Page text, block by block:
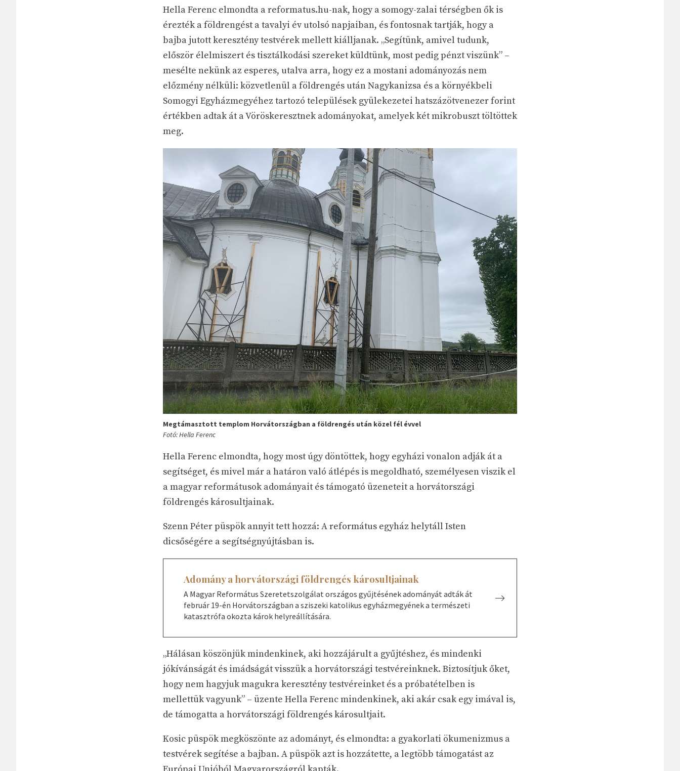
Hella Ferenc elmondta a reformatus.hu-nak, hogy a somogy-zalai térségben ők is
érezték a földrengést a tavalyi év utolsó napjaiban, és fontosnak tartják, hogy a
bajba jutott keresztény testvérek mellett kiálljanak. „Segítünk, amivel tudunk,
először élelmiszert és tisztálkodási szereket küldtünk, most pedig pénzt viszünk” –
mesélte nekünk az esperes, utalva arra, hogy ez a mostani adományozás nem
előzmény nélküli: közvetlenül a földrengés után Nagykanizsa és a környékbeli
Somogyi Egyházmegyéhez tartozó települések gyülekezetei hatszázötvenezer forint
értékben adtak át a Vöröskeresztnek adományokat, amelyek két mikrobuszt töltöttek
meg.
Megtámasztott templom Horvátországban a földrengés után közel fél évvel
Fotó: Hella Ferenc
Hella Ferenc elmondta, hogy most úgy döntöttek, hogy egyházi vonalon adják át a
segítséget, és mivel már a határon való átlépés is megoldható, személyesen viszik el
a magyar reformátusok adományait és támogató üzeneteit a horvátországi
földrengés károsultjainak.
Szenn Péter püspök annyit tett hozzá: A református egyház helytáll Isten
dicsőségére a segítségnyújtásban is.
Adomány a horvátországi földrengés károsultjainak
A Magyar Református Szeretetszolgálat országos gyűjtésének adományát adták át
február 19-én Horvátországban a sziszeki katolikus egyházmegyének a természeti
katasztrófa okozta károk helyreállítására.
„Hálásan köszönjük mindenkinek, aki hozzájárult a gyűjtéshez, és mindenki
jókívánságát és imádságát visszük a horvátországi testvéreinknek. Biztosítjuk őket,
hogy nem hagyjuk magukra keresztény testvéreinket és a próbatételben is
mellettük vagyunk” – üzente Hella Ferenc mindenkinek, aki akár csak egy imával is,
de támogatta a horvátországi földrengés károsultjait.
Kosic püspök megköszönte az adományt, és elmondta: a gyakorlati ökumenizmus a
testvérek segítése a bajban. A püspök azt is hozzátette, a legtöbb támogatást az